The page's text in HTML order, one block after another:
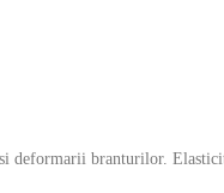
branturilor.